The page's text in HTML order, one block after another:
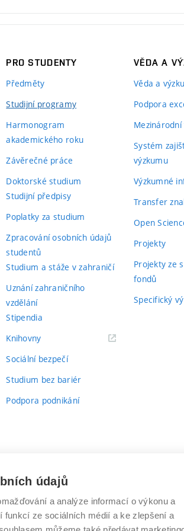
PRO STUDENTY
Předměty
Studijní programy
Harmonogram
akademického roku
Závěrečné práce
Doktorské studium
Studijní předpisy
Poplatky za studium
Zpracování osobních údajů
studentů
Studium a stáže v zahraničí
Uznání zahraničního
vzdělání
Stipendia
Knihovny(externí
Sociální bezpečí
Studium bez bariér
Podpora podnikání
VĚDA A
Věda a
Podpora
Systém
výzkumu
Výzkumné
Transfer
Open
Projekty
Projekty ze
fondů
Specifický
VYSOKÉ UČENÍ TECHNICKÉ V BRNĚ
Antonínská 548/1
www.vut.cz
údajů
a analýze informací o výkonu a
funkcí ze sociálních médií a ke zlepšení a